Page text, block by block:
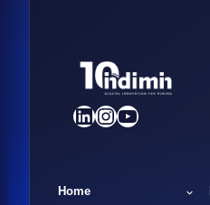
LinkedIn
Instagram
YouTube
Home